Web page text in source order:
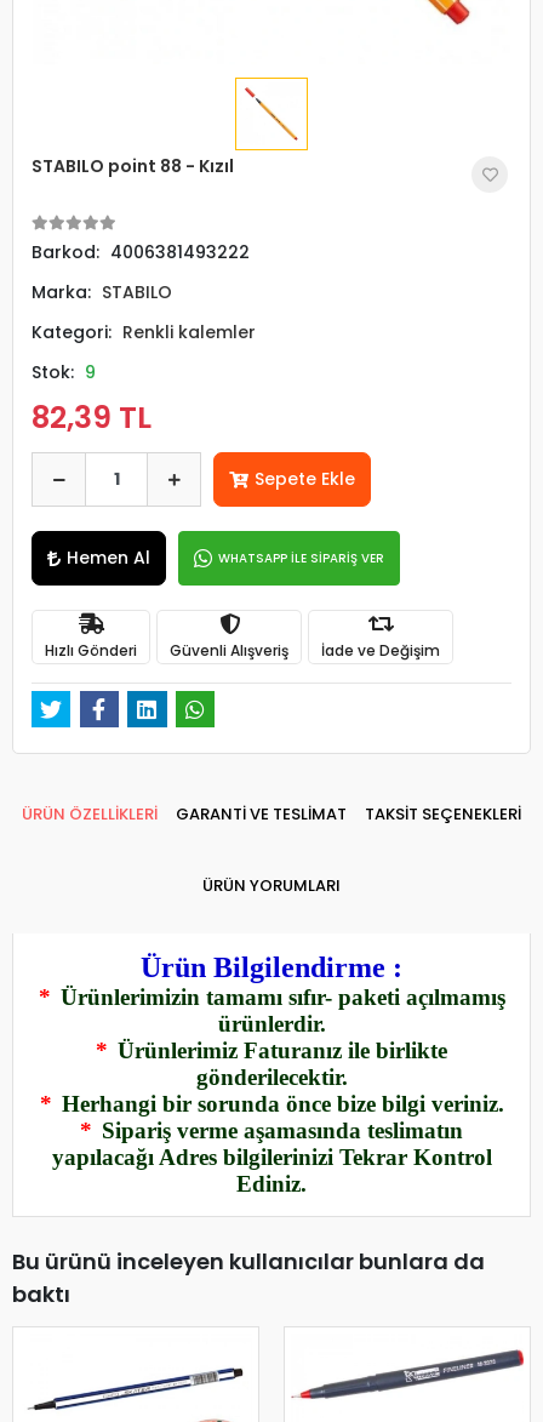
STABILO point 88 - Kızıl
Barkod: 4006381493222
Marka: STABILO
Kategori: Renkli kalemler
Stok: 9
82,39 TL
Sepete Ekle
Hemen Al WHATSAPP İLE SİPARİŞ VER
Hızlı Gönderi Güvenli Alışveriş İade ve Değişim
ÜRÜN ÖZELLİKLERİ GARANTİ VE TESLİMAT TAKSİT SEÇENEKLERİ
ÜRÜN YORUMLARI
Ürün Bilgilendirme :
* Ürünlerimizin tamamı sıfır- paketi açılmamış
ürünlerdir.
* Ürünlerimiz Faturanız ile birlikte
gönderilecektir.
* Herhangi bir sorunda önce bize bilgi veriniz.
* Sipariş verme aşamasında teslimatın
yapılacağı Adres bilgilerinizi Tekrar Kontrol
Ediniz.
Bu ürünü inceleyen kullanıcılar bunlara da
baktı